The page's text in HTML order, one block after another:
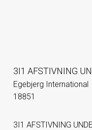
3I1 AFSTIVNING
Egebjerg International
18851
3I1 AFSTIVNING